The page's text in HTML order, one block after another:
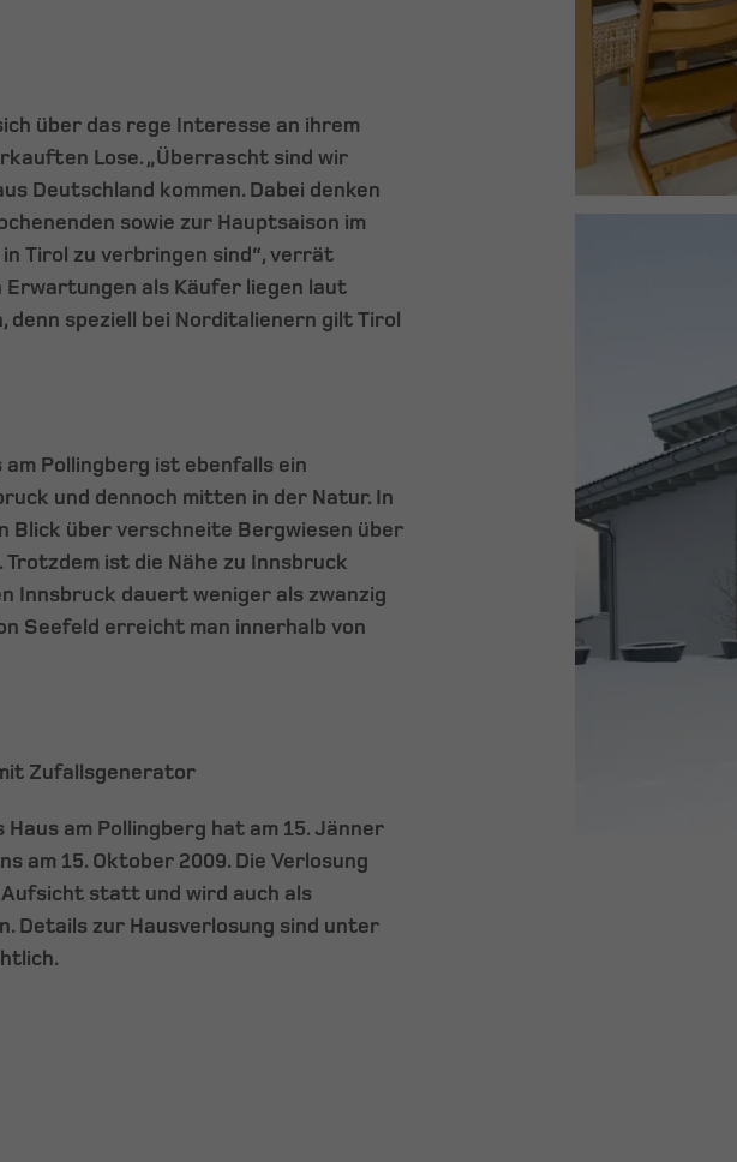
über das rege Interesse an ihrem
Lose. „Überrascht sind wir
Deutschland kommen. Dabei denken
sowie zur Hauptsaison im
Tirol zu verbringen sind“, verrät
als Käufer liegen laut
speziell bei Norditalienern gilt Tirol
Pollingberg ist ebenfalls ein
und dennoch mitten in der Natur. In
Blick über verschneite Bergwiesen über
ist die Nähe zu Innsbruck
Innsbruck dauert weniger als zwanzig
Seefeld erreicht man innerhalb von
Zufallsgenerator
am Pollingberg hat am 15. Jänner
am 15. Oktober 2009. Die Verlosung
statt und wird auch als
Details zur Hausverlosung sind unter